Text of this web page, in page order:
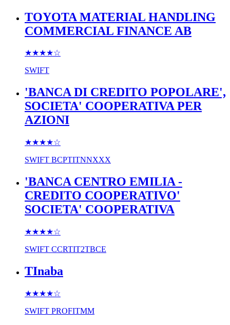
TOYOTA MATERIAL HANDLING
COMMERCIAL FINANCE AB
★★★★☆
SWIFT
'BANCA DI CREDITO POPOLARE',
SOCIETA' COOPERATIVA PER
AZIONI
★★★★☆
SWIFT BCPTITNNXXX
'BANCA CENTRO EMILIA -
CREDITO COOPERATIVO'
SOCIETA' COOPERATIVA
★★★★☆
SWIFT CCRTIT2TBCE
TInaba
★★★★☆
SWIFT PROFITMM